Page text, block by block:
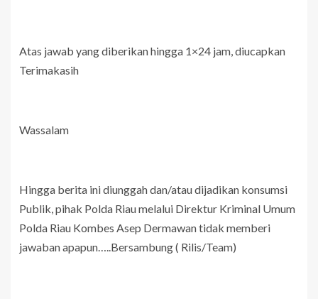
Atas jawab yang diberikan hingga 1×24 jam, diucapkan
Terimakasih
Wassalam
Hingga berita ini diunggah dan/atau dijadikan konsumsi
Publik, pihak Polda Riau melalui Direktur Kriminal Umum
Polda Riau Kombes Asep Dermawan tidak memberi
jawaban apapun…..Bersambung ( Rilis/Team)